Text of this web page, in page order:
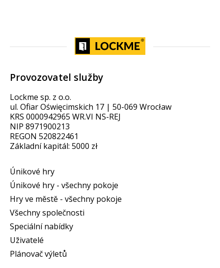
Provozovatel služby
Lockme sp. z o.o.
ul. Ofiar Oświęcimskich 17 | 50-069 Wrocław
KRS 0000942965 WR.VI NS-REJ
NIP 8971900213
REGON 520822461
Základní kapitál: 5000 zł
Únikové hry
Únikové hry - všechny pokoje
Hry ve městě - všechny pokoje
Všechny společnosti
Speciální nabídky
Uživatelé
Plánovač výletů